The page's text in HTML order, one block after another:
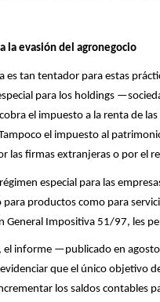
la evasión del agronegocio
es tan tentador para estas
para los holdings
el impuesto a la renta de
el impuesto al
las firmas extranjeras o por el
especial para las
productos como para
General Impositiva 51/97, les
el informe —publicado en
que el único objetivo
los saldos contables